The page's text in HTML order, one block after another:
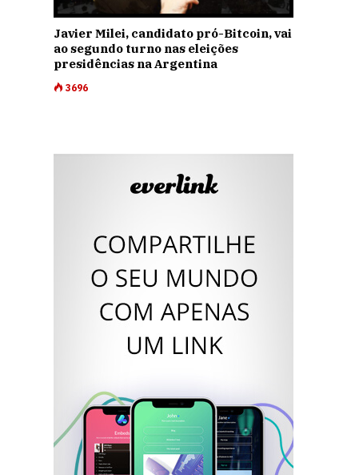
Javier Milei, candidato pró-Bitcoin, vai
ao segundo turno nas eleições
presidências na Argentina
3696